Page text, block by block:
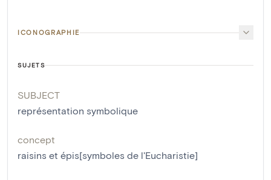
ICONOGRAPHIE
SUJETS
SUBJECT
représentation symbolique
concept
raisins et épis[symboles de l'Eucharistie]